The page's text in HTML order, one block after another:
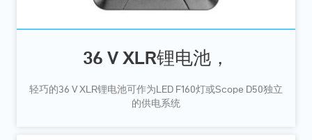
36 V XLR锂电池，
轻巧的36 V XLR锂电池可作为LED F160灯或Scope D50独立
的供电系统